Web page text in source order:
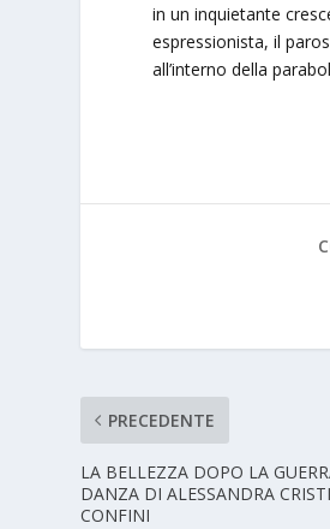
in un inquietante
espressionista, il
all’interno della
PRECEDENTE
LA BELLEZZA DOPO LA
DANZA DI ALESSANDRA
CONFINI